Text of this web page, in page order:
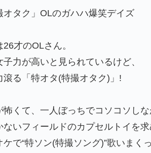
オタク」OLのガハハ爆笑デイズ
才のOLさん。
力が高いと見られているけど、
滾る「特オタ(特撮オタク)」!
怖くて、一人ぼっちでコソコソしな
ないフィールドのカプセルトイを求
ケで“特ソン(特撮ソング)”歌いまく